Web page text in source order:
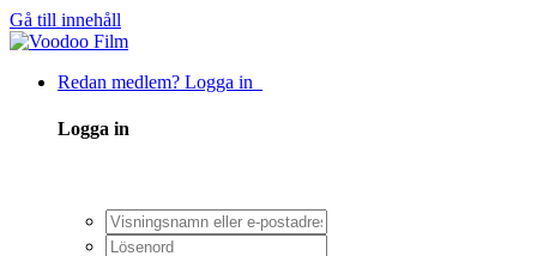
Gå till innehåll
Redan medlem? Logga in
Logga in